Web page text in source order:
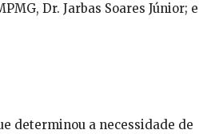
Dr. Jarbas Soares Júnior;
determinou a necessidade de